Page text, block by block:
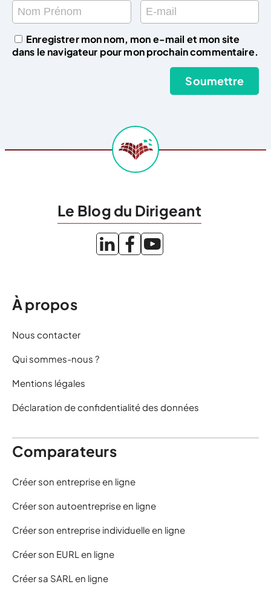
Enregistrer mon nom, mon e-mail et mon site
dans le navigateur pour mon prochain commentaire.
Le Blog du Dirigeant
À propos
Nous contacter
Qui sommes-nous ?
Mentions légales
Déclaration de confidentialité des données
Comparateurs
Créer son entreprise en ligne
Créer son autoentreprise en ligne
Créer son entreprise individuelle en ligne
Créer son EURL en ligne
Créer sa SARL en ligne